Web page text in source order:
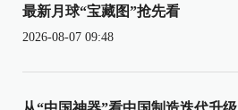
最新月球“宝藏图”抢先看
2026-08-07 09:48